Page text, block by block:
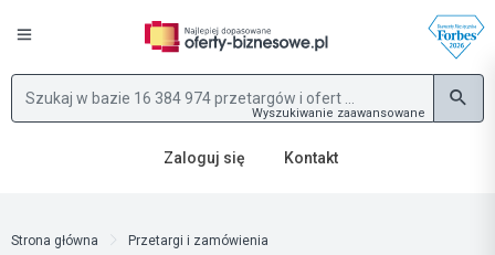
Wyszukiwanie zaawansowane
Zaloguj się Kontakt
Strona główna
Przetargi i zamówienia